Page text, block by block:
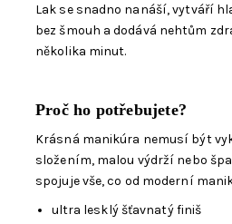
Lak se snadno nanáší, vytváří
bez šmouh a dodává nehtům
několika minut.
Proč ho potřebujete?
Krásná manikúra nemusí být
složením, malou výdrží nebo
spojuje vše, co od moderní
ultra lesklý šťavnatý finiš